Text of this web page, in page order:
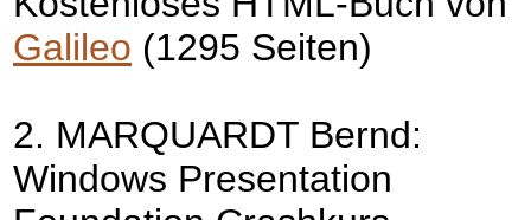
Galileo (1295 Seiten)
2. MARQUARDT Bernd:
Windows Presentation